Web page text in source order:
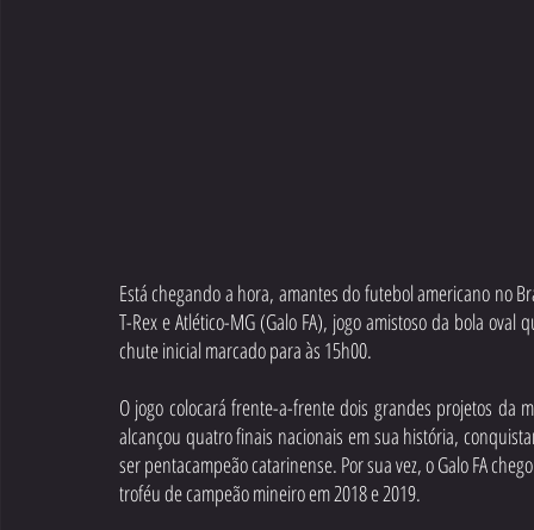
Está chegando a hora, amantes do futebol americano no
T-Rex e Atlético-MG (Galo FA), jogo amistoso da bola
chute inicial marcado para às 15h00.
O jogo colocará frente-a-frente dois grandes projetos da
alcançou quatro finais nacionais em sua história,
ser pentacampeão catarinense. Por sua vez, o Galo FA
troféu de campeão mineiro em 2018 e 2019.